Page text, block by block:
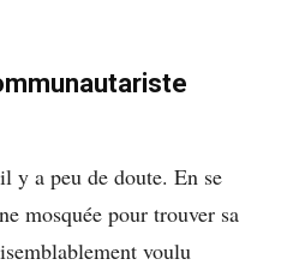
y a peu de doute. En se
mosquée pour trouver sa
voulu